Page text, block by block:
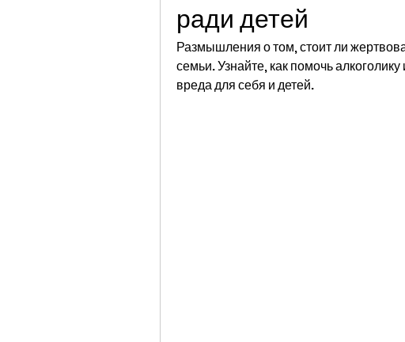
ради детей
Размышления о том, стоит ли
семьи. Узнайте, как помочь
вреда для себя и детей.